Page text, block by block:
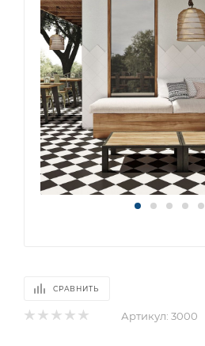
СРАВНИТЬ
Артикул: 3000